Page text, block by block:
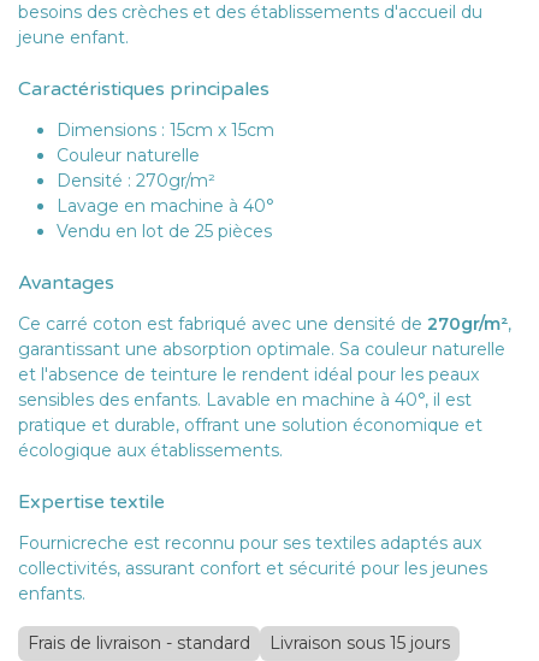
besoins des crèches et des établissements d'accueil du
jeune enfant.
Caractéristiques principales
Dimensions : 15cm x 15cm
Couleur naturelle
Densité : 270gr/m²
Lavage en machine à 40°
Vendu en lot de 25 pièces
Avantages
Ce carré coton est fabriqué avec une densité de 270gr/m²,
garantissant une absorption optimale. Sa couleur naturelle
et l'absence de teinture le rendent idéal pour les peaux
sensibles des enfants. Lavable en machine à 40°, il est
pratique et durable, offrant une solution économique et
écologique aux établissements.
Expertise textile
Fournicreche est reconnu pour ses textiles adaptés aux
collectivités, assurant confort et sécurité pour les jeunes
enfants.
Frais de livraison - standard Livraison sous 15 jours